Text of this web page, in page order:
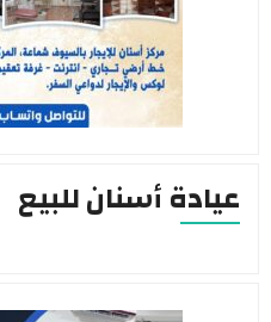
عيادة أسنان للبيع